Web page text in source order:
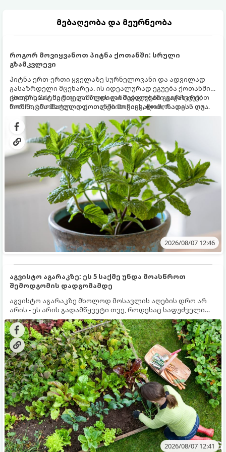
მებაღეობა და მეურნეობა
როგორ მოვიყვანოთ პიტნა ქოთანში: სრული
გზამკვლევი
პიტნა ერთ-ერთი ყველაზე სურნელოვანი და ადვილად
გასაზრდელი მცენარეა. ის იდეალურად ეგუება ქოთანში
ცხოვრებას, მეტიც, გამოცდილი მებაღეები გვირჩევენ,
რომ პიტნა მხოლოდ ქოთანში მოვიყვანოთ, რადგან ღია
გრუნტში (ბაღში) დარგვისას ის ფესვებით ძალიან
სწრაფად ვრცელდება და სხვა მცენარეებს ავიწროებს.
ქოთნის პიტნა მთელი წლის განმავლობაში გაგახარებთ
ნორჩი, არომატული ფოთლებით ჩაის, ლიმონათისა თუ
კერძებისთვის.
2026/08/07 12:46
აგვისტო აგარაკზე: ეს 5 საქმე უნდა მოასწროთ
შემოდგომის დადგომამდე
აგვისტო აგარაკზე მხოლოდ მოსავლის აღების დრო არ
არის - ეს არის გადამწყვეტი თვე, როდესაც საფუძველი
ეყრება მომავალი წლის მოსავალს და ბაღი მზადდება
შემოდგომა-ზამთრის სეზონისთვის. იმისათვის, რომ
ნიადაგმა ენერგია აღიდგინოს, ხოლო მცენარეებმა
ზამთარს გაუძლონ, აგვისტოს ბოლომდე 5
მნიშვნელოვანი საქმის გაკეთება უნდა მოასწროთ:
2026/08/07 12:41